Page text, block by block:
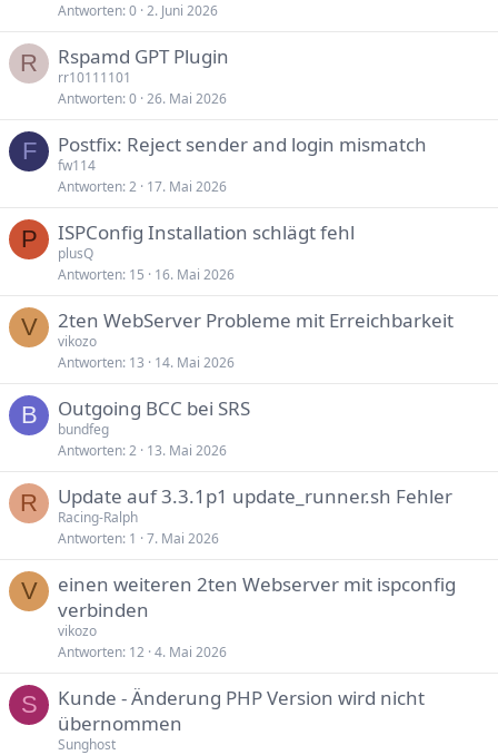
Antworten 0 2. Juni 2026
R Rspamd GPT Plugin
rr10111101
Antworten 0 26. Mai 2026
F Postfix: Reject sender and login mismatch
fw114
Antworten 2 17. Mai 2026
P ISPConfig Installation schlägt fehl
plusQ
Antworten 15 16. Mai 2026
V 2ten WebServer Probleme mit Erreichbarkeit
vikozo
Antworten 13 14. Mai 2026
B Outgoing BCC bei SRS
bundfeg
Antworten 2 13. Mai 2026
R Update auf 3.3.1p1 update_runner.sh Fehler
Racing-Ralph
Antworten 1 7. Mai 2026
V
einen weiteren 2ten Webserver mit ispconfig
verbinden
vikozo
Antworten 12 4. Mai 2026
S
Kunde - Änderung PHP Version wird nicht
übernommen
Sunghost